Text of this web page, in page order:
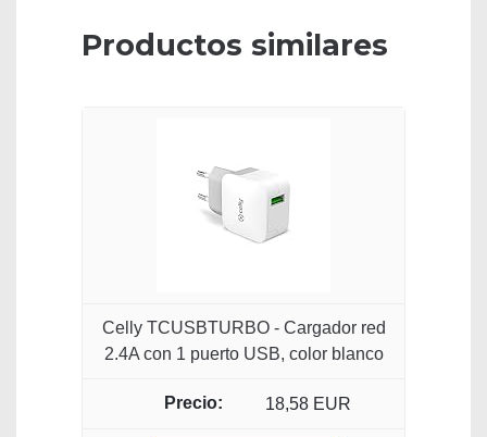
Productos similares
Celly TCUSBTURBO - Cargador red
2.4A con 1 puerto USB, color blanco
18,58 EUR